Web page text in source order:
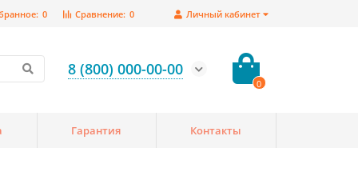
Личный кабинет
Сравнение: 0
0
8 (800) 000-00-00
0
Гарантия Контакты